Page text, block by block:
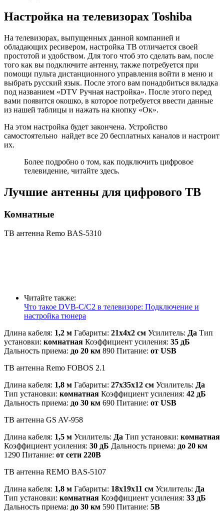
Настройка на телевизорах Toshiba
На телевизорах, выпущенных данной компанией и
обладающих ресивером, настройка ТВ отличается своей
простотой и удобством. Для того чтоб это сделать вам, после
того как вы подключите антенну, также потребуется при
помощи пульта дистанционного управления войти в меню и
выбрать русский язык. После этого вам понадобиться вкладка
под названием «DTV Ручная настройка». После этого перед
вами появится окошко, в которое потребуется ввести данные
из нашей таблицы и нажать на кнопку «Ок».
На этом настройка будет закончена. Устройство
самостоятельно найдет все 20 бесплатных каналов и настроит
их.
Более подробно о том, как подключить цифровое
телевидение, читайте здесь.
Лучшие антенны для цифрового ТВ
Комнатные
ТВ антенна Remo BAS-5310
Читайте также:
Что такое DVB-C/C2 в телевизоре: Подключение и
настройка тюнера
Длина кабеля: 1,2 м Габариты: 21x4x2 см Усилитель: Да Тип
установки: комнатная Коэффициент усиления: 35 дБ
Дальность приема: до 20 км 890 Питание: от USB
ТВ антенна Remo FOBOS 2.1
Длина кабеля: 1,8 м Габариты: 27x35x12 см Усилитель: Да
Тип установки: комнатная Коэффициент усиления: 42 дБ
Дальность приема: до 30 км 690 Питание: от USB
ТВ антенна GS AV-958
Длина кабеля: 1,5 м Усилитель: Да Тип установки: комнатная
Коэффициент усиления: 30 дБ Дальность приема: до 20 км
1290 Питание: от сети 220В
ТВ антенна REMO BAS-5107
Длина кабеля: 1,8 м Габариты: 18x19x11 см Усилитель: Да
Тип установки: комнатная Коэффициент усиления: 33 дБ
Дальность приема: до 30 км 590 Питание: 5В